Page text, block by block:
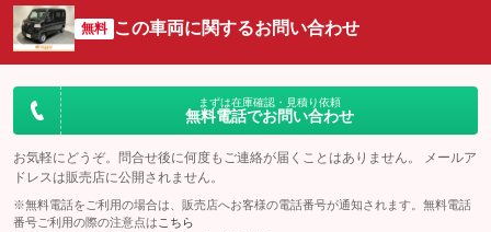
無料 この車両に関するお問い合わせ
まずは在庫確認・見積り依頼
無料電話でお問い合わせ
お気軽にどうぞ。問合せ後に何度もご連絡が届くことはありません。 メールア
ドレスは販売店に公開されません。
※無料電話をご利用の場合は、販売店へお客様の電話番号が通知されます。無料電話
番号ご利用の際の注意点は こちら